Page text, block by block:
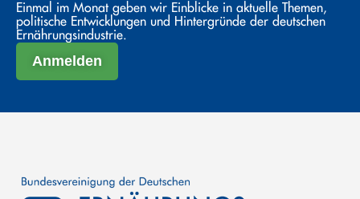
Einmal im Monat geben wir Einblicke in aktuelle Themen,
politische Entwicklungen und Hintergründe der deutschen
Ernährungsindustrie.
Anmelden